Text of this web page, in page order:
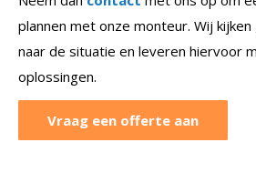
plannen met onze monteur. Wij
naar de situatie en leveren hiervoor
oplossingen.
Vraag een offerte aan